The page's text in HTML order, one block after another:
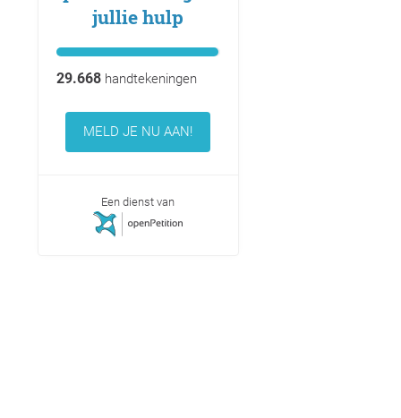
jullie hulp
29.668handtekeningen
MELD JE NU AAN!
Een dienst van